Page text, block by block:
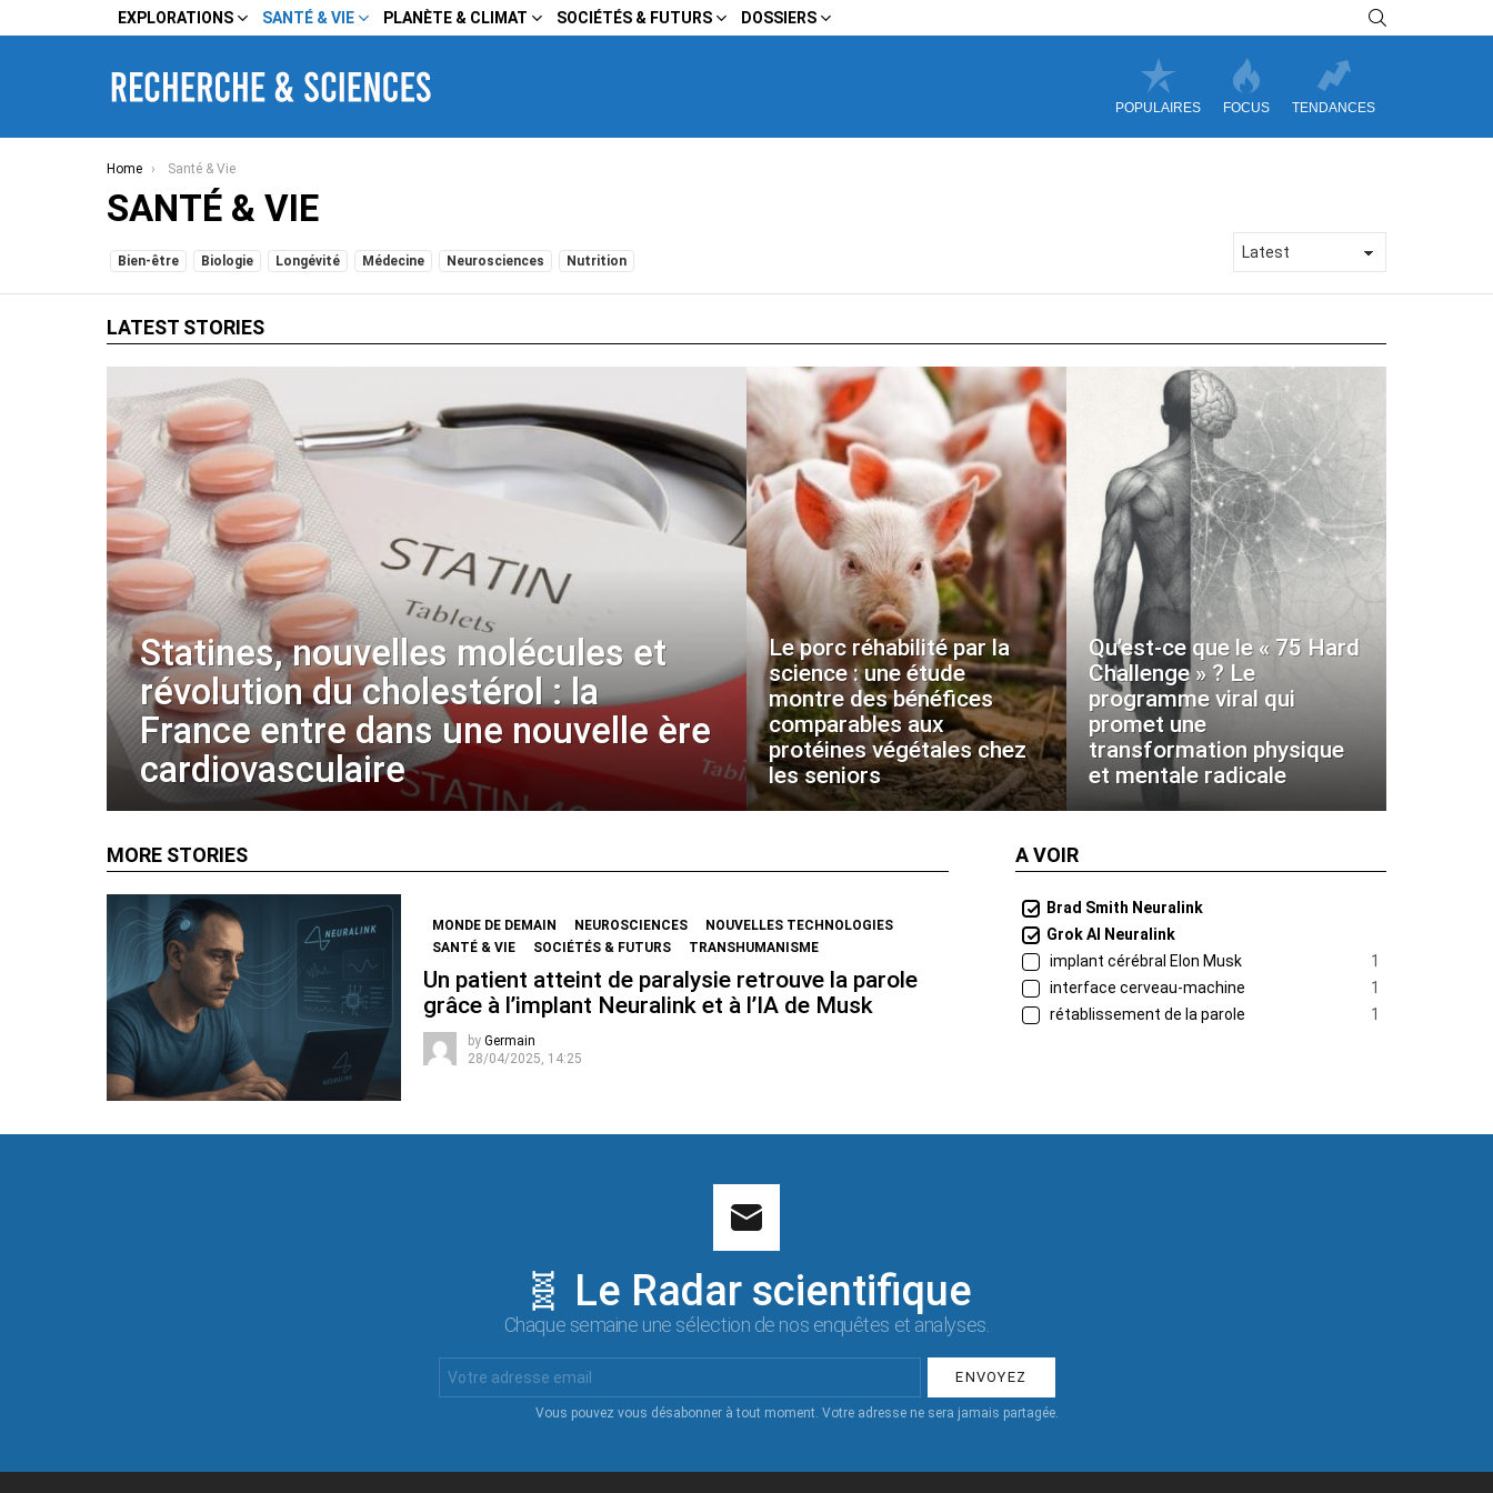
EXPLORATIONS SANTÉ & VIE PLANÈTE & CLIMAT SOCIÉTÉS & FUTURS DOSSIERS
POPULAIRES FOCUS TENDANCES
You are here:
Home Santé & Vie
SANTÉ & VIE
SUBTERMS
Bien-être Biologie Longévité Médecine Neurosciences Nutrition
LATEST STORIES
Statines, nouvelles molécules et
révolution du cholestérol : la
France entre dans une nouvelle ère
cardiovasculaire
Le porc réhabilité par la
science : une étude
montre des bénéfices
comparables aux
protéines végétales chez
les seniors
Qu’est-ce que le « 75 Hard
Challenge » ? Le
programme viral qui
promet une
transformation physique
et mentale radicale
MORE STORIES
MONDE DE DEMAIN NEUROSCIENCES
NOUVELLES TECHNOLOGIES
SANTÉ & VIE
SOCIÉTÉS & FUTURS TRANSHUMANISME
Un patient atteint de paralysie retrouve la parole
grâce à l’implant Neuralink et à l’IA de Musk
by Germain
28/04/2025, 14:25
A VOIR
Brad Smith Neuralink
Grok AI Neuralink
implant cérébral Elon Musk
1
interface cerveau-machine
1
rétablissement de la parole
1
🧬 Le Radar scientifique
Chaque semaine une sélection de nos enquêtes et analyses.
Email
:
Vous pouvez vous désabonner à tout moment. Votre adresse ne sera jamais partagée.